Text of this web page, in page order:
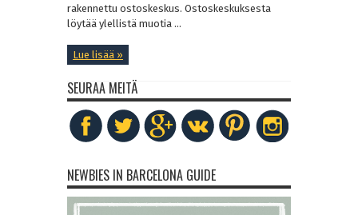
rakennettu ostoskeskus. Ostoskeskuksesta
löytää ylellistä muotia ...
Lue lisää »
SEURAA MEITÄ
NEWBIES IN BARCELONA GUIDE